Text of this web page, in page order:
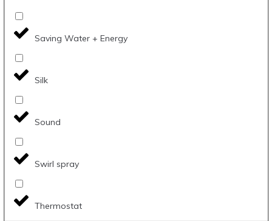
Saving Water + Energy
Silk
Sound
Swirl spray
Thermostat